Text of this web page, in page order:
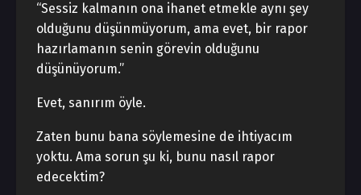
“Sessiz kalmanın ona ihanet etmekle aynı şey
olduğunu düşünmüyorum, ama evet, bir rapor
hazırlamanın senin görevin olduğunu
düşünüyorum.”
Evet, sanırım öyle.
Zaten bunu bana söylemesine de ihtiyacım
yoktu. Ama sorun şu ki, bunu nasıl rapor
edecektim?